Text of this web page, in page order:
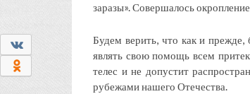
заразы». Совершалось
Будем верить, что как и
являть свою помощь всем
телес и не допустит
рубежами нашего Отечества.